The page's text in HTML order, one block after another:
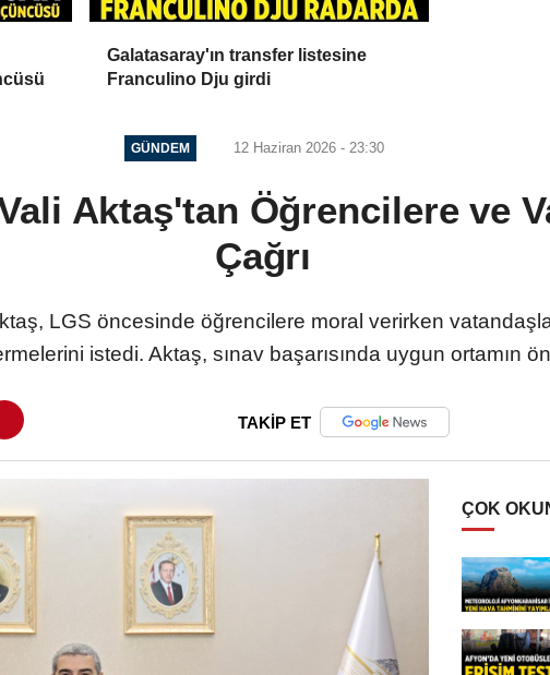
Galatasaray'ın transfer listesine
Franculino Dju girdi
GÜNDEM 12 Haziran 2026 - 23:30
Aktaş'tan Öğrencilere ve
Çağrı
LGS öncesinde öğrencilere moral verirken
istedi. Aktaş, sınav başarısında uygun ortamın
TAKİP ET
ÇOK